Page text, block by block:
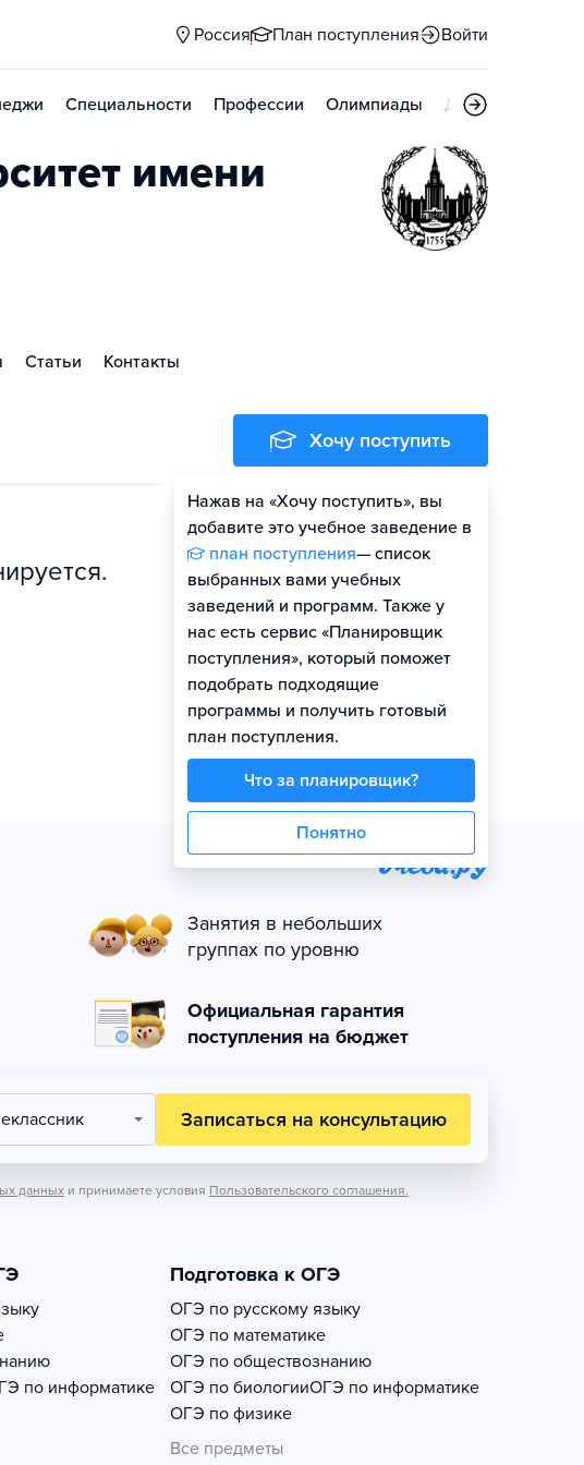
Россия План поступления Войти
Специальности Профессии Олимпиады Дни открытых
имени
Статьи Контакты
Хочу поступить
Нажав на «Хочу поступить», вы
добавите это учебное заведение в
план поступления— список
выбранных вами учебных
заведений и программ. Также у
нас есть сервис «Планировщик
поступления», который поможет
подобрать подходящие
программы и получить готовый
план поступления.
Что за планировщик?
Понятно
Оценить шансы
Занятия в небольших
группах по уровню
Официальная гарантия
поступления на бюджет
Записаться на консультацию
данных и принимаете условия Пользовательского соглашения.
по информатике
Подготовка к ОГЭ
ОГЭ по русскому языку
ОГЭ по математике
ОГЭ по обществознанию
ОГЭ по биологииОГЭ по информатике
ОГЭ по физике
Все предметы